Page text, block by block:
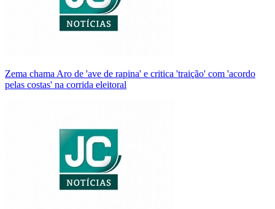
Zema chama Aro de 'ave de rapina' e critica 'traição' com 'acordo
pelas costas' na corrida eleitoral